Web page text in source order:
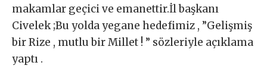
makamlar geçici ve emanettir.İl başkanı
Civelek ;Bu yolda yegane hedefimiz , ”Gelişmiş
bir Rize , mutlu bir Millet ! ” sözleriyle açıklama
yaptı .